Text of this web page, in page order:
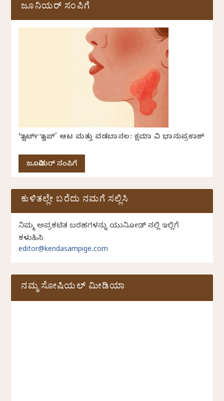
ಜೂನಿಯರ್ ಸಂಪಿಗೆ
‘ಸ್ಟಾರ್ಟ್ ಸ್ಟಾಪ್’ ಆಟ ಮತ್ತು ವಡಬಾನಲ: ಕ್ಷಮಾ ವಿ ಭಾನುಪ್ರಕಾಶ್
ಜೂನಿಯರ್ ಸಂಪಿಗೆ
ಕುಳಿತಲ್ಲೇ ಬರೆದು ನಮಗೆ ಸಲ್ಲಿಸಿ
ನಿಮ್ಮ ಅಪ್ರಕಟಿತ ಬರಹಗಳನ್ನು ಯುನಿಕೋಡ್ ನಲ್ಲಿ ಇಲ್ಲಿಗೆ
ಕಳುಹಿಸಿ
editor@kendasampige.com
ನಮ್ಮ ಸೋಷಿಯಲ್‌ ಮೀಡಿಯಾ